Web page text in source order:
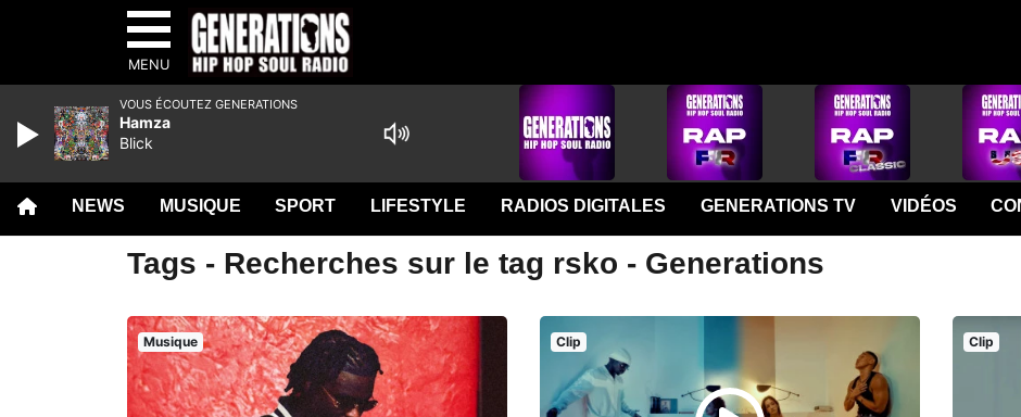
MENU
NEWS MUSIQUE SPORT LIFESTYLE RADIOS DIGITALES GENERATIONS TV VIDÉOS
Tags - Recherches sur le tag rsko - Generations
Musique Clip Clip
VOUS ÉCOUTEZ GENERATIONS
Hamza
Blick